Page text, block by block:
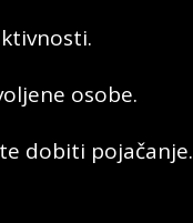
osobe.
dobiti pojačanje.